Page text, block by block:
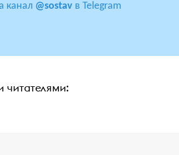
канал @sostav в Telegram
читателями: